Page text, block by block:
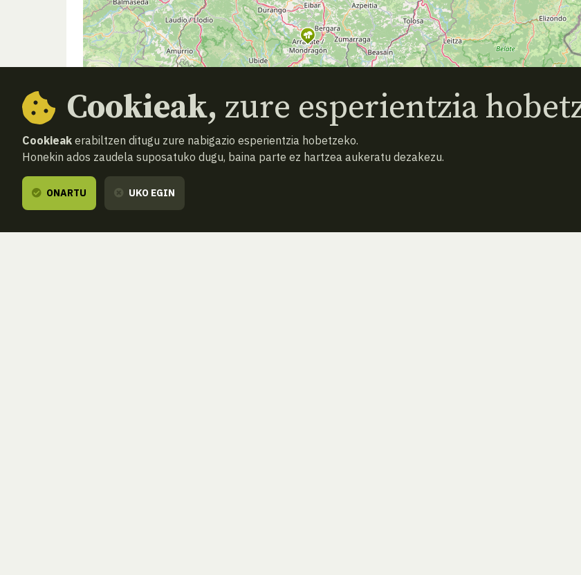
Cookieak, zure esperientzia
Cookieak erabiltzen ditugu zure nabigazio esperientzia hobetzeko.
Honekin ados zaudela suposatuko dugu, baina parte ez hartzea aukeratu dezakezu.
ONARTU UKO EGIN